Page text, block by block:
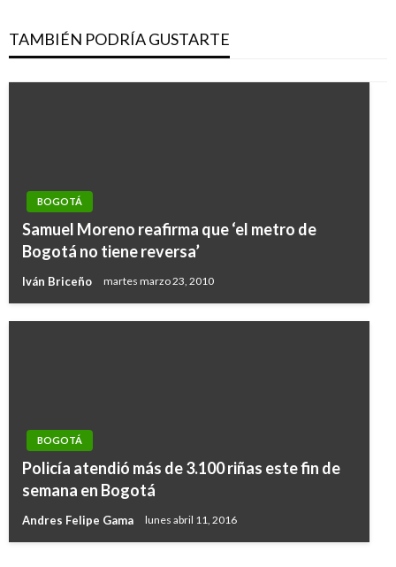
TAMBIÉN PODRÍA GUSTARTE
BOGOTÁ
Samuel Moreno reafirma que ‘el metro de
Bogotá no tiene reversa’
Iván Briceño martes marzo 23, 2010
BOGOTÁ
Policía atendió más de 3.100 riñas este fin de
semana en Bogotá
Andres Felipe Gama lunes abril 11, 2016
No permitiremos bloqueos en el relleno Doña